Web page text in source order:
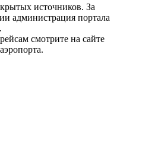
источников. За
администрация портала
смотрите на сайте